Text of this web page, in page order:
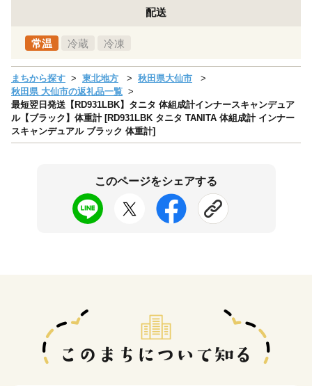
配送
常温 冷蔵 冷凍
まちから探す 東北地方
秋田県大仙市
秋田県 大仙市の返礼品一覧
最短翌日発送【RD931LBK】タニタ 体組成計インナースキャンデュア
ル【ブラック】体重計 [RD931LBK タニタ TANITA 体組成計 インナー
スキャンデュアル ブラック 体重計]
このページをシェアする